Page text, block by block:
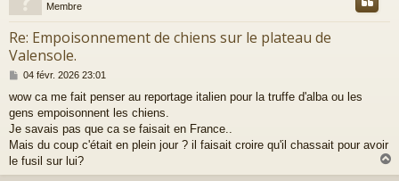
Membre
Re: Empoisonnement de chiens sur le plateau de
Valensole.
M
s
s
a
g
e
04 févr. 2026 23:01
wow ca me fait penser au reportage italien pour la truffe d'alba ou les
gens empoisonnent les chiens.
Je savais pas que ca se faisait en France..
Mais du coup c'était en plein jour ? il faisait croire qu'il chassait pour avoir
le fusil sur lui?
a